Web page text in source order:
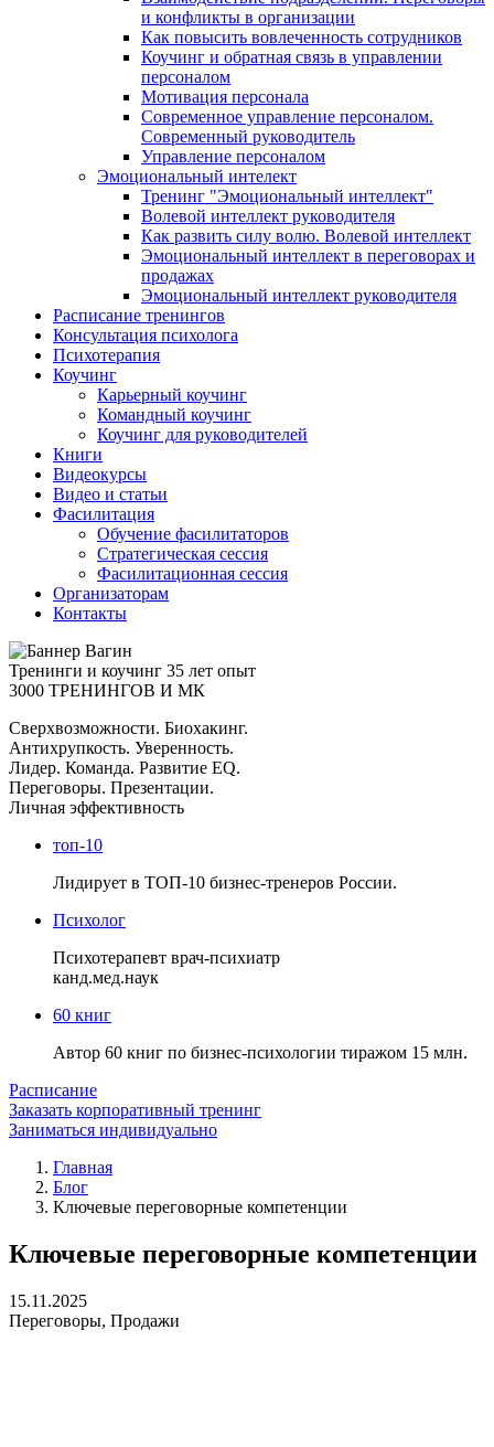
и конфликты в организации
Как повысить вовлеченность сотрудников
Коучинг и обратная связь в управлении
персоналом
Мотивация персонала
Современное управление персоналом.
Современный руководитель
Управление персоналом
Эмоциональный интелект
Тренинг "Эмоциональный интеллект"
Волевой интеллект руководителя
Как развить силу волю. Волевой интеллект
Эмоциональный интеллект в переговорах и
продажах
Эмоциональный интеллект руководителя
Расписание тренингов
Консультация психолога
Психотерапия
Коучинг
Карьерный коучинг
Командный коучинг
Коучинг для руководителей
Книги
Видеокурсы
Видео и статьи
Фасилитация
Обучение фасилитаторов
Стратегическая сессия
Фасилитационная сессия
Организаторам
Контакты
Тренинги и коучинг 35 лет опыт
3000 ТРЕНИНГОВ И МК
Сверхвозможности. Биохакинг.
Антихрупкость. Уверенность.
Лидер. Команда. Развитие EQ.
Переговоры. Презентации.
Личная эффективность
топ-10
Лидирует в ТОП-10 бизнес-тренеров России.
Психолог
Психотерапевт врач-психиатр
канд.мед.наук
60 книг
Автор 60 книг по бизнес-психологии тиражом 15 млн.
Расписание
Заказать корпоративный тренинг
Заниматься индивидуально
Главная
Блог
Ключевые переговорные компетенции
Ключевые переговорные компетенции
15.11.2025
Переговоры, Продажи